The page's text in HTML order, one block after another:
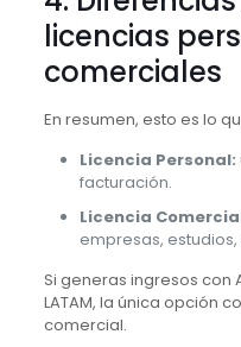
licencias
comerciales
En resumen, esto es lo
Licencia Personal:
facturación.
Licencia
empresas,
Si generas ingresos con
LATAM, la única opción
comercial.